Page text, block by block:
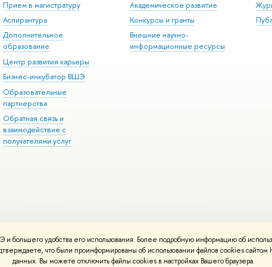
удобства его использования. Более подробную информацию об
что были проинформированы об использовании файлов cookies
данных. Вы можете отключить файлы cookies в настройках Вашего браузера.
Прием в магистратуру
Аспирантура
Дополнительное
образование
Центр развития карьеры
Бизнес-инкубатор ВШЭ
Образовательные
партнерства
Обратная связь и
взаимодействие с
получателями услуг
Академическое развитие
Конкурсы и гранты
Внешние научно-
информационные ресурсы
Условия использования материалов Политика конфиденциальности
вШколе дизайна НИУ ВШЭ